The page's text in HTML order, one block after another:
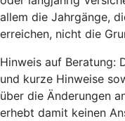
allem die Jahrgänge,
erreichen, nicht die
Hinweis auf Beratung:
und kurze Hinweise
über die Änderungen
erhebt damit keinen